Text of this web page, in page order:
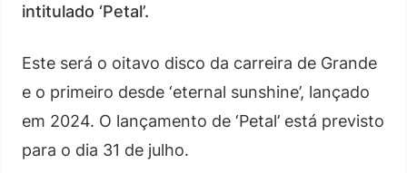
intitulado ‘Petal’.
Este será o oitavo disco da carreira de Grande
e o primeiro desde ‘eternal sunshine’, lançado
em 2024. O lançamento de ‘Petal’ está previsto
para o dia 31 de julho.